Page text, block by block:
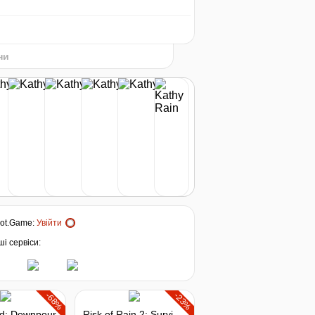
-65%
136 ₴ купити
: Увійти
сервіси:
-68% -23%